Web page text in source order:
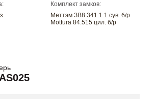
Комплект замков:
Меттэм ЗВ8 341.1.1 сув. б/р
Mottura 84.515 цил. б/р